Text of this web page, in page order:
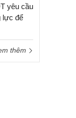
yêu cầu
lực để
thêm